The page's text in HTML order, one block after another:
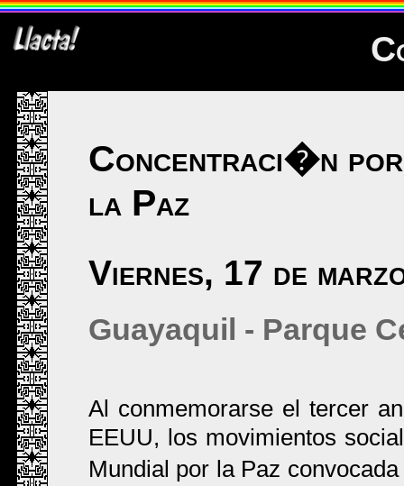
Concentraci�n
la Paz
Viernes, 17 de
Guayaquil - Parque
Al conmemorarse el tercer
EEUU, los movimientos
Mundial por la Paz